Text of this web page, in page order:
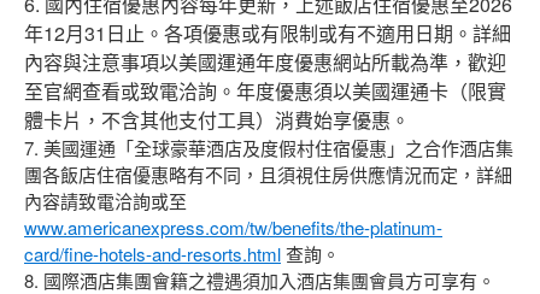
年12月31日止。各項優惠或有限制或有不適用日期。詳細
內容與注意事項以美國運通年度優惠網站所載為準，歡迎
至官網查看或致電洽詢。年度優惠須以美國運通卡（限實
體卡片，不含其他支付工具）消費始享優惠。
7. 美國運通「全球豪華酒店及度假村住宿優惠」之合作酒店集
團各飯店住宿優惠略有不同，且須視住房供應情況而定，詳細
內容請致電洽詢或至
www.americanexpress.com/tw/benefits/the-platinum-
card/fine-hotels-and-resorts.html查詢。
8. 國際酒店集團會籍之禮遇須加入酒店集團會員方可享有。